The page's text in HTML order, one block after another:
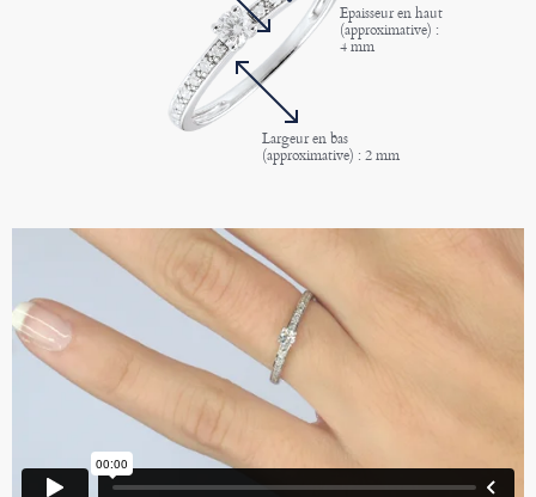
Epaisseur en haut
(approximative) :
4 mm
Largeur en bas
(approximative) : 2 mm